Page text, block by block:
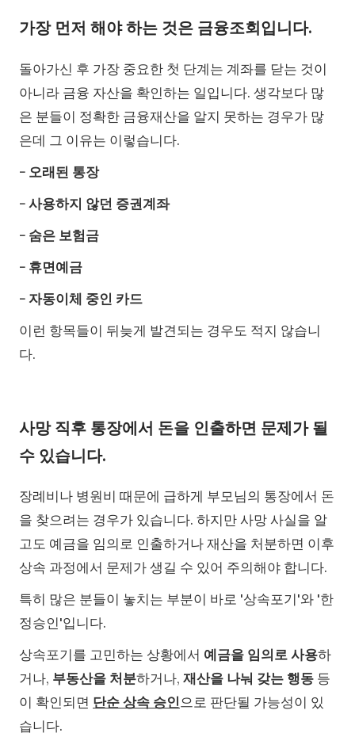
가장 먼저 해야 하는 것은 금융조회입니다.
돌아가신 후 가장 중요한 첫 단계는 계좌를 닫는 것이
아니라 금융 자산을 확인하는 일입니다. 생각보다 많
은 분들이 정확한 금융재산을 알지 못하는 경우가 많
은데 그 이유는 이렇습니다.
- 오래된 통장
- 사용하지 않던 증권계좌
- 숨은 보험금
- 휴면예금
- 자동이체 중인 카드
이런 항목들이 뒤늦게 발견되는 경우도 적지 않습니
다.
사망 직후 통장에서 돈을 인출하면 문제가 될
수 있습니다.
장례비나 병원비 때문에 급하게 부모님의 통장에서 돈
을 찾으려는 경우가 있습니다. 하지만 사망 사실을 알
고도 예금을 임의로 인출하거나 재산을 처분하면 이후
상속 과정에서 문제가 생길 수 있어 주의해야 합니다.
특히 많은 분들이 놓치는 부분이 바로 '상속포기'와 '한
정승인'입니다.
상속포기를 고민하는 상황에서 예금을 임의로 사용하
거나, 부동산을 처분하거나, 재산을 나눠 갖는 행동 등
이 확인되면 단순 상속 승인으로 판단될 가능성이 있
습니다.